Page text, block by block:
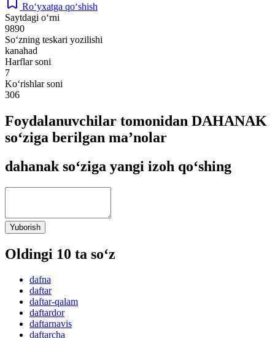
Ro‘yxatga qo‘shish
Saytdagi o‘rni
9890
So‘zning teskari yozilishi
kanahad
Harflar soni
7
Ko‘rishlar soni
306
Foydalanuvchilar tomonidan DAHANAK
so‘ziga berilgan ma’nolar
dahanak so‘ziga yangi izoh qo‘shing
Yuborish
Oldingi 10 ta so‘z
dafna
daftar
daftar-qalam
daftardor
daftarnavis
daftarcha